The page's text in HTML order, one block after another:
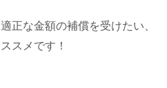
正な金額の補償を受けたい、
スメです！